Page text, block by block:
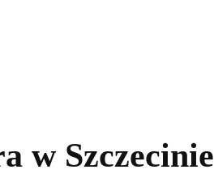
w Szczecinie